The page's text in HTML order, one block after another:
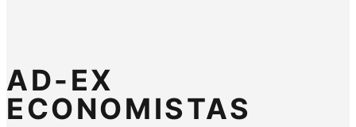
AD-EX
ECONOMISTAS